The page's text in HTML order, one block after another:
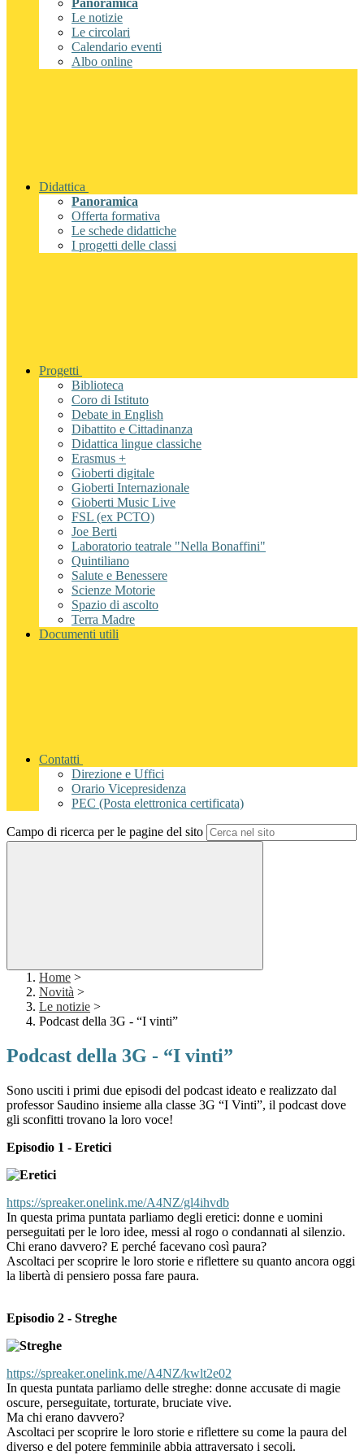
Panoramica
Le notizie
Le circolari
Calendario eventi
Albo online
Didattica
Panoramica
Offerta formativa
Le schede didattiche
I progetti delle classi
Progetti
Biblioteca
Coro di Istituto
Debate in English
Dibattito e Cittadinanza
Didattica lingue classiche
Erasmus +
Gioberti digitale
Gioberti Internazionale
Gioberti Music Live
FSL (ex PCTO)
Joe Berti
Laboratorio teatrale "Nella Bonaffini"
Quintiliano
Salute e Benessere
Scienze Motorie
Spazio di ascolto
Terra Madre
Documenti utili
Contatti
Direzione e Uffici
Orario Vicepresidenza
PEC (Posta elettronica certificata)
Campo di ricerca per le pagine del sito
Home >
Novità >
Le notizie >
Podcast della 3G - “I vinti”
Podcast della 3G - “I vinti”
Sono usciti i primi due episodi del podcast ideato e realizzato dal
professor Saudino insieme alla classe 3G “I Vinti”, il podcast dove
gli sconfitti trovano la loro voce!
Episodio 1 - Eretici
https://spreaker.onelink.me/A4NZ/gl4ihvdb
In questa prima puntata parliamo degli eretici: donne e uomini
perseguitati per le loro idee, messi al rogo o condannati al silenzio.
Chi erano davvero? E perché facevano così paura?
Ascoltaci per scoprire le loro storie e riflettere su quanto ancora oggi
la libertà di pensiero possa fare paura.
Episodio 2 - Streghe
https://spreaker.onelink.me/A4NZ/kwlt2e02
In questa puntata parliamo delle streghe: donne accusate di magie
oscure, perseguitate, torturate, bruciate vive.
Ma chi erano davvero?
Ascoltaci per scoprire le loro storie e riflettere su come la paura del
diverso e del potere femminile abbia attraversato i secoli.